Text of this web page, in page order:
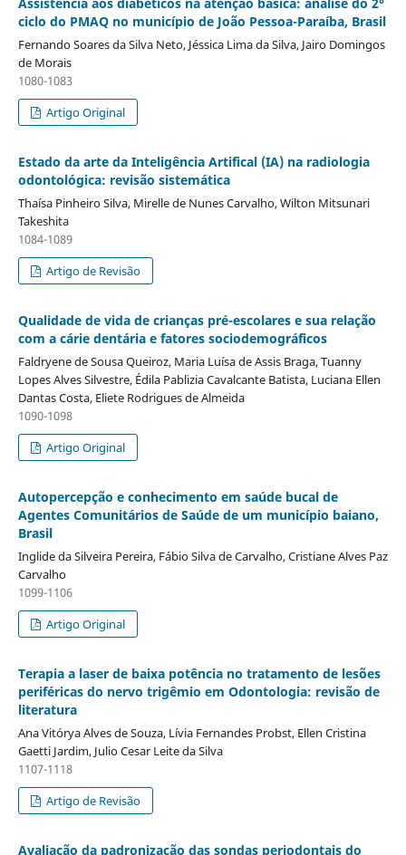
ciclo do PMAQ no município de João Pessoa-Paraíba, Brasil
Fernando Soares da Silva Neto, Jéssica Lima da Silva, Jairo Domingos
de Morais
1080-1083
Artigo Original
Estado da arte da Inteligência Artifical (IA) na radiologia
odontológica: revisão sistemática
Thaísa Pinheiro Silva, Mirelle de Nunes Carvalho, Wilton Mitsunari
Takeshita
1084-1089
Artigo de Revisão
Qualidade de vida de crianças pré-escolares e sua relação
com a cárie dentária e fatores sociodemográficos
Faldryene de Sousa Queiroz, Maria Luísa de Assis Braga, Tuanny
Lopes Alves Silvestre, Édila Pablizia Cavalcante Batista, Luciana Ellen
Dantas Costa, Eliete Rodrigues de Almeida
1090-1098
Artigo Original
Autopercepção e conhecimento em saúde bucal de
Agentes Comunitários de Saúde de um município baiano,
Brasil
Inglide da Silveira Pereira, Fábio Silva de Carvalho, Cristiane Alves Paz
Carvalho
1099-1106
Artigo Original
Terapia a laser de baixa potência no tratamento de lesões
periféricas do nervo trigêmio em Odontologia: revisão de
literatura
Ana Vitórya Alves de Souza, Lívia Fernandes Probst, Ellen Cristina
Gaetti Jardim, Julio Cesar Leite da Silva
1107-1118
Artigo de Revisão
Avaliação da padronização das sondas periodontais do